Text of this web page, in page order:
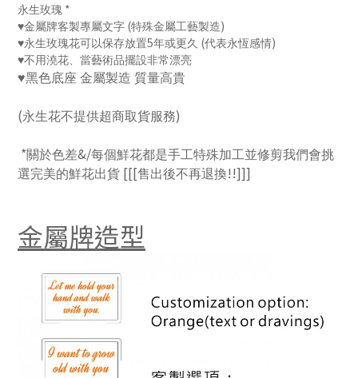
永生玫瑰 *
♥金屬牌客製專屬文字 (特殊金屬工藝製造)
♥永生玫瑰花可以保存放置5年或更久 (代表永恆感情)
♥不用澆花、當藝術品擺設非常漂亮
♥黑色底座 金屬製造 質量高貴
(永生花不提供超商取貨服務)
*關於色差&/每個鮮花都是手工特殊加工並修剪我們會挑
選完美的鮮花出貨 [[[售出後不再退換!!]]]
金屬牌造型